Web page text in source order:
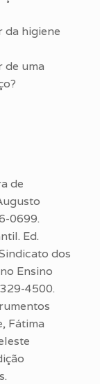
da higiene
de uma
de
0699.
Ed.
dos
Ensino
4500.
Fátima